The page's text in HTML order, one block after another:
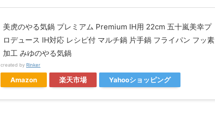
美虎のやる気鍋 プレミアム Premium IH用 22cm 五十嵐美幸プ
ロデュース IH対応 レシピ付 マルチ鍋 片手鍋 フライパン フッ素
加工 みゆのやる気鍋
created by Rinker
Amazon 楽天市場 Yahooショッピング